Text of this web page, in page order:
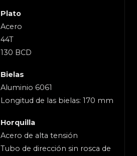
Plato
Acero
44T
130 BCD
Bielas
Aluminio 6061
Longitud de las bielas: 170 mm
Horquilla
Acero de alta tensión
Tubo de dirección sin rosca de